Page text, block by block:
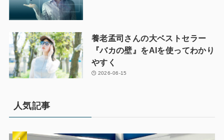
養老孟司さんの大ベストセラー
『バカの壁』をAIを使ってわかり
やすく
2026-06-15
人気記事